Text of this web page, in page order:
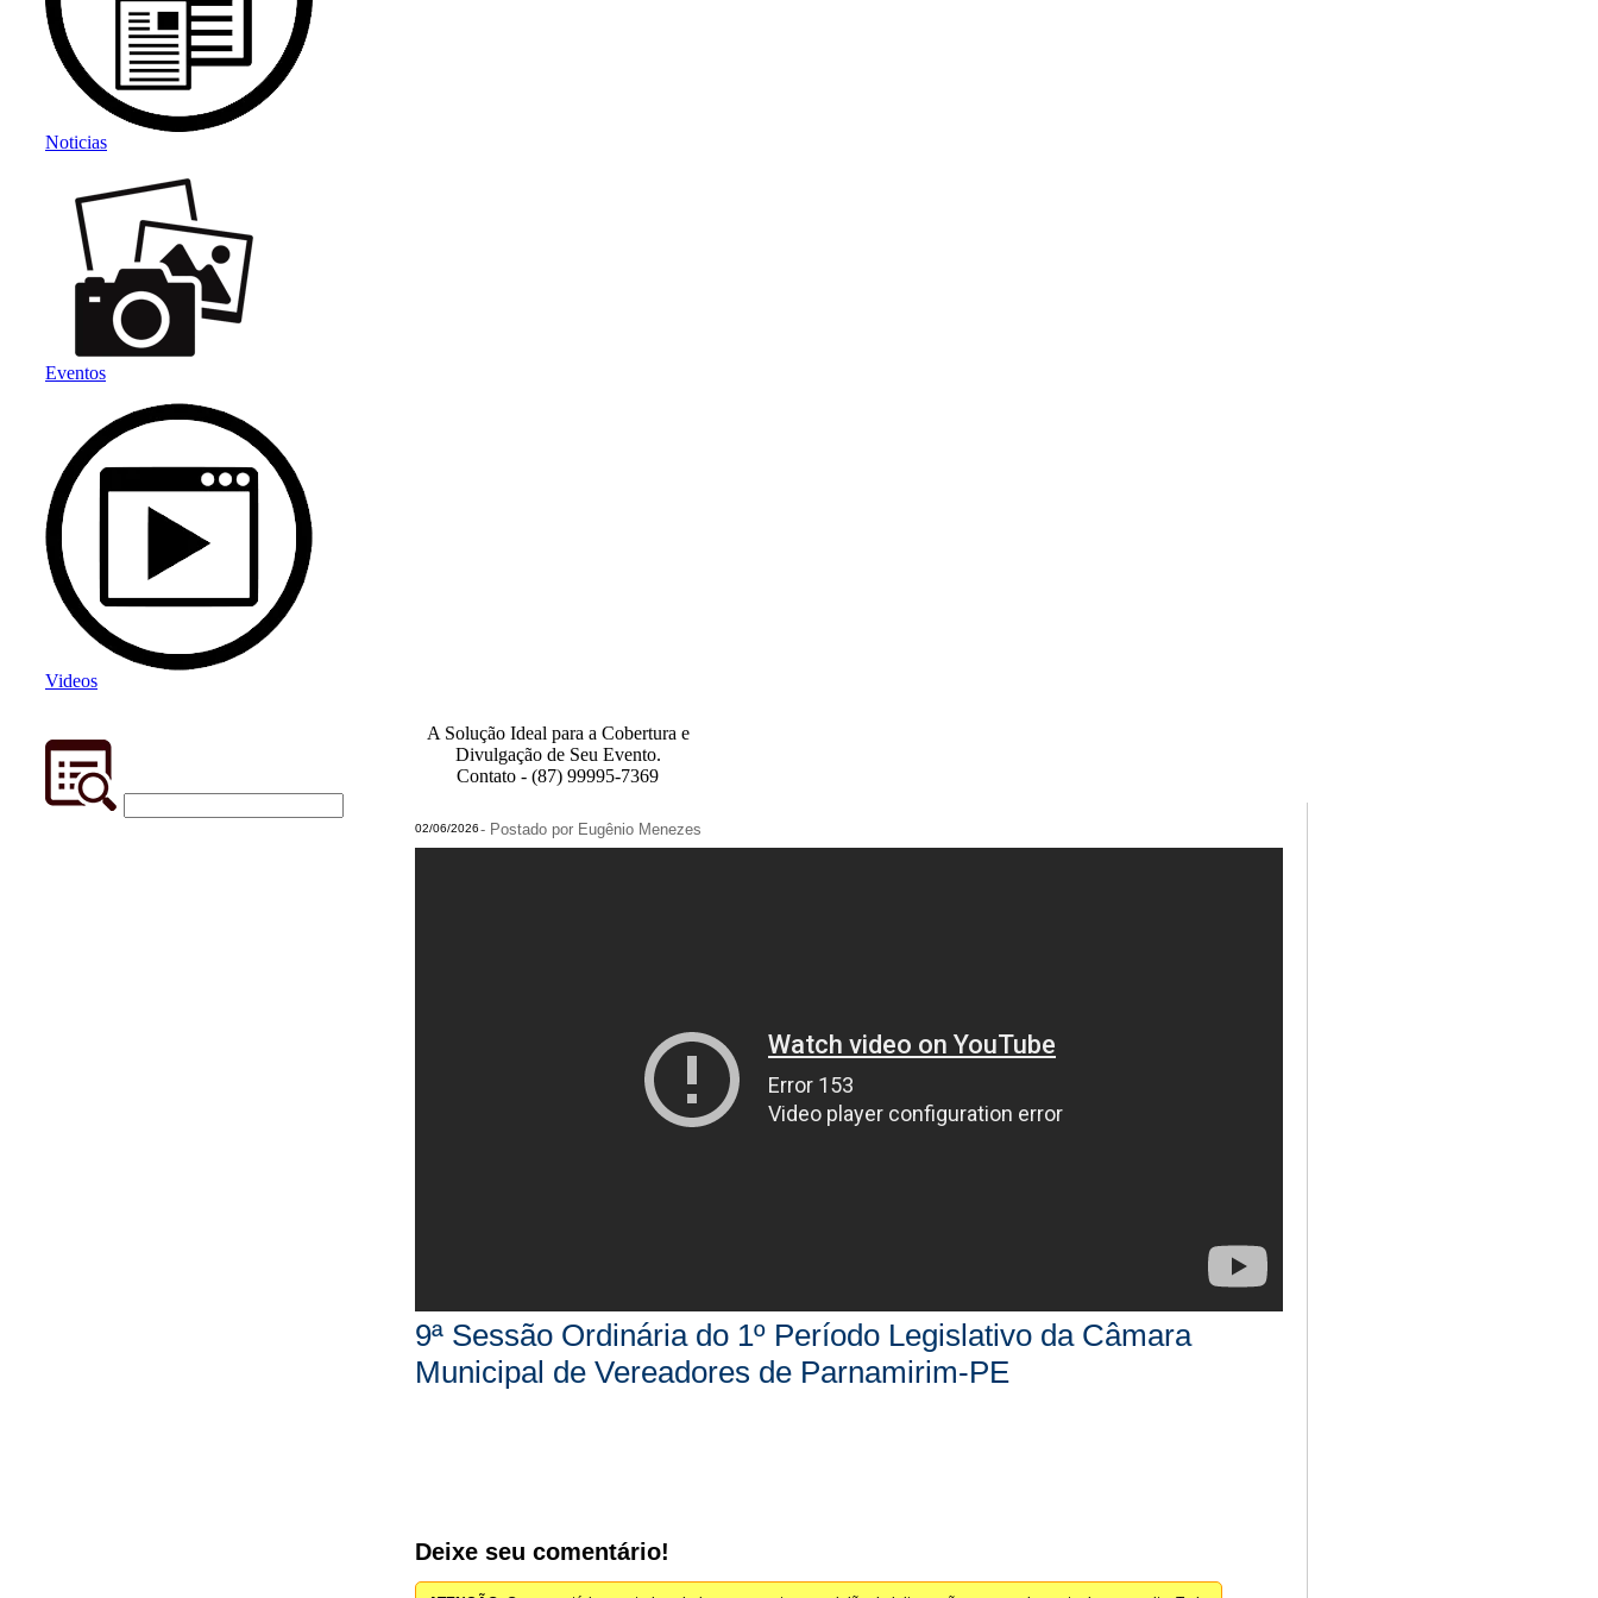
Noticias
Eventos
Videos
A Solução Ideal para a Cobertura e
Divulgação de Seu Evento.
Contato - (87) 99995-7369
02/06/2026- Postado por Eugênio Menezes
9ª Sessão Ordinária do 1º Período Legislativo da Câmara
Municipal de Vereadores de Parnamirim-PE
Deixe seu comentário!